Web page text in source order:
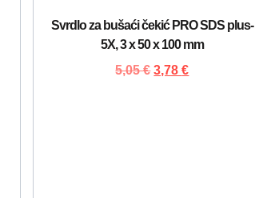
Svrdlo za bušaći čekić PRO SDS plus-
5X, 3 x 50 x 100 mm
5,05€ 3,78€